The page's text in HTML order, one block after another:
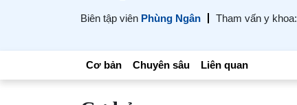
Biên tập viên Phùng Ngân Tham vấn y khoa:
Cơ bản Chuyên sâu Liên quan